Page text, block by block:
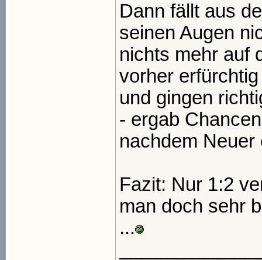
Dann fällt aus
seinen Augen
nichts mehr auf
vorher
und gingen
- ergab
nachdem
Fazit: Nur 1:2
man doch sehr
...